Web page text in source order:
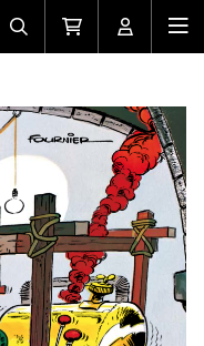
Avaa/sulje
haku
Siirry
ostoskoriin
Avaa/